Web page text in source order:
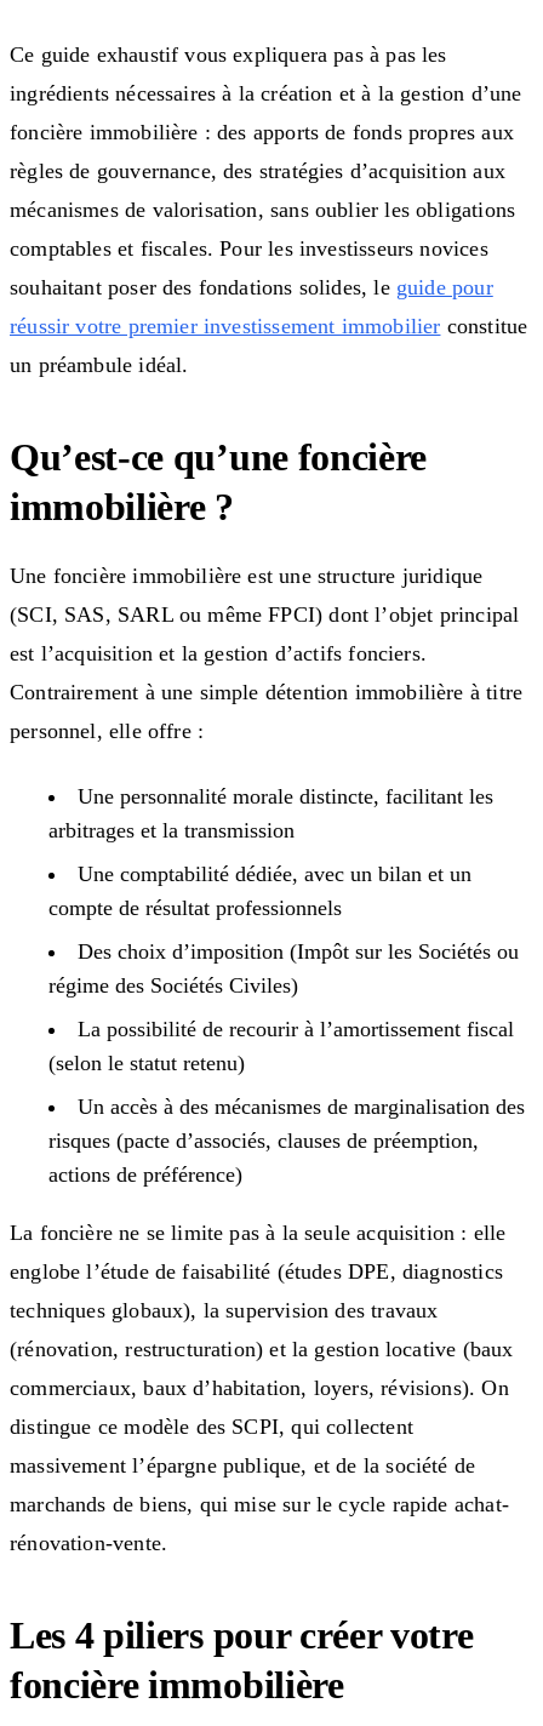
Ce guide exhaustif vous expliquera pas à pas les
ingrédients nécessaires à la création et à la gestion d’une
foncière immobilière : des apports de fonds propres aux
règles de gouvernance, des stratégies d’acquisition aux
mécanismes de valorisation, sans oublier les obligations
comptables et fiscales. Pour les investisseurs novices
souhaitant poser des fondations solides, le guide pour
réussir votre premier investissement immobilier constitue
un préambule idéal.
Qu’est-ce qu’une foncière
immobilière ?
Une foncière immobilière est une structure juridique
(SCI, SAS, SARL ou même FPCI) dont l’objet principal
est l’acquisition et la gestion d’actifs fonciers.
Contrairement à une simple détention immobilière à titre
personnel, elle offre :
Une personnalité morale distincte, facilitant les
arbitrages et la transmission
Une comptabilité dédiée, avec un bilan et un
compte de résultat professionnels
Des choix d’imposition (Impôt sur les Sociétés ou
régime des Sociétés Civiles)
La possibilité de recourir à l’amortissement fiscal
(selon le statut retenu)
Un accès à des mécanismes de marginalisation des
risques (pacte d’associés, clauses de préemption,
actions de préférence)
La foncière ne se limite pas à la seule acquisition : elle
englobe l’étude de faisabilité (études DPE, diagnostics
techniques globaux), la supervision des travaux
(rénovation, restructuration) et la gestion locative (baux
commerciaux, baux d’habitation, loyers, révisions). On
distingue ce modèle des SCPI, qui collectent
massivement l’épargne publique, et de la société de
marchands de biens, qui mise sur le cycle rapide achat-
rénovation-vente.
Les 4 piliers pour créer votre
foncière immobilière